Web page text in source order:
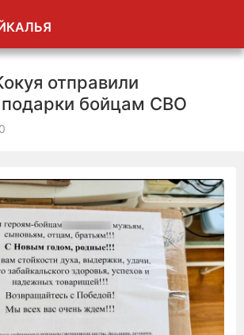
отправили
подарки бойцам СВО